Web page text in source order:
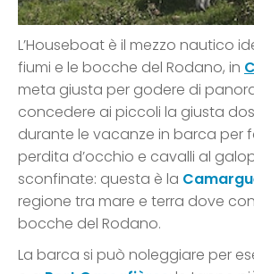
L’Houseboat è il mezzo nautico
fiumi e le bocche del Rodano, in
meta giusta per godere di
concedere ai piccoli la giusta
durante le vacanze in barca per
perdita d’occhio e cavalli al
sconfinate: questa è la
regione tra mare e terra dove
bocche del Rodano.
La barca si può noleggiare per